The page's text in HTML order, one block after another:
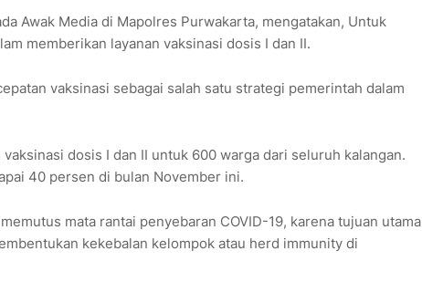
Awak Media di Mapolres Purwakarta, mengatakan, Untuk
memberikan layanan vaksinasi dosis I dan II.
vaksinasi sebagai salah satu strategi pemerintah dalam
dosis I dan II untuk 600 warga dari seluruh kalangan.
40 persen di bulan November ini.
mata rantai penyebaran COVID-19, karena tujuan utama
kekebalan kelompok atau herd immunity di